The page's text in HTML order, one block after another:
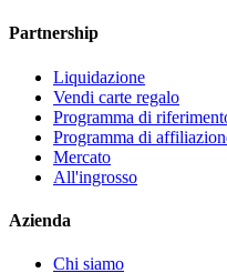
Partnership
Liquidazione
Vendi carte regalo
Programma di
Programma di
Mercato
All'ingrosso
Azienda
Chi siamo